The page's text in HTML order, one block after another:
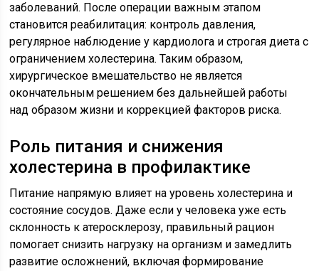
заболеваний. После операции важным этапом
становится реабилитация: контроль давления,
регулярное наблюдение у кардиолога и строгая диета с
ограничением холестерина. Таким образом,
хирургическое вмешательство не является
окончательным решением без дальнейшей работы
над образом жизни и коррекцией факторов риска.
Роль питания и снижения
холестерина в профилактике
Питание напрямую влияет на уровень холестерина и
состояние сосудов. Даже если у человека уже есть
склонность к атеросклерозу, правильный рацион
помогает снизить нагрузку на организм и замедлить
развитие осложнений, включая формирование